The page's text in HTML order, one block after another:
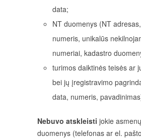
data;
NT duomenys (NT
numeris, unikalūs
numeriai, kadastro
turimos daiktinės teisės ar
bei jų įregistravimo
data, numeris,
Nebuvo atskleisti jokie
duomenys (telefonas ar el.